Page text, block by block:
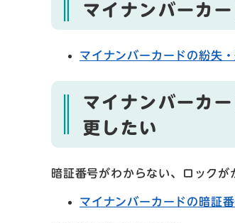
マイナンバーカ
マイナンバーカードの紛失
マイナンバーカ
更したい
暗証番号がわからない、ロックが
マイナンバーカードの暗証